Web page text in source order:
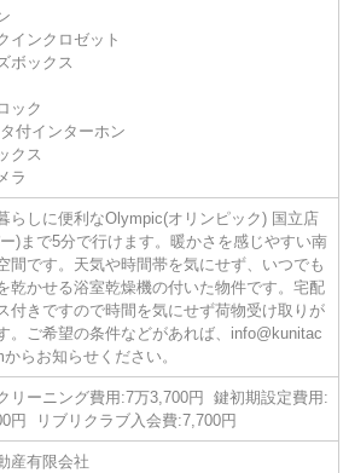
インクロゼット
ボックス
ック
付インターホン
クス
ラ
らしに便利なOlympic(オリンピック) 国立店
)まで5分で行けます。暖かさを感じやすい南
間です。天気や時間帯を気にせず、いつでも
乾かせる浴室乾燥機の付いた物件です。宅配
付きですので時間を気にせず荷物受け取りが
。ご希望の条件などがあれば、info@kunitac
らお知らせください。
リーニング費用:7万3,700円 鍵初期設定費用:
円 リブリクラブ入会費:7,700円
産有限会社